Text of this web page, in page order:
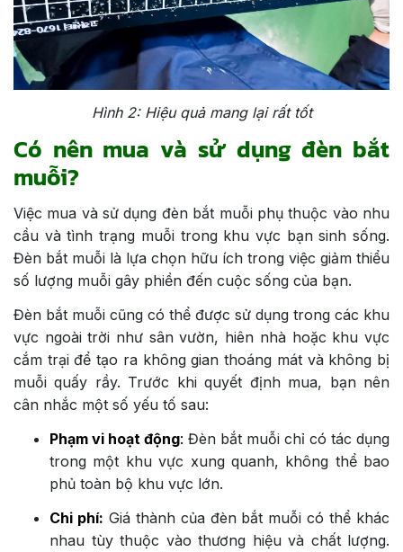
Hình 2: Hiệu quả mang lại rất tốt
Có nên mua và sử dụng đèn bắt
muỗi?
Việc mua và sử dụng đèn bắt muỗi phụ thuộc vào nhu
cầu và tình trạng muỗi trong khu vực bạn sinh sống.
Đèn bắt muỗi là lựa chọn hữu ích trong việc giảm thiểu
số lượng muỗi gây phiền đến cuộc sống của bạn.
Đèn bắt muỗi cũng có thể được sử dụng trong các khu
vực ngoài trời như sân vườn, hiên nhà hoặc khu vực
cắm trại để tạo ra không gian thoáng mát và không bị
muỗi quấy rầy. Trước khi quyết định mua, bạn nên
cân nhắc một số yếu tố sau:
Phạm vi hoạt động: Đèn bắt muỗi chỉ có tác dụng
trong một khu vực xung quanh, không thể bao
phủ toàn bộ khu vực lớn.
Chi phí: Giá thành của đèn bắt muỗi có thể khác
nhau tùy thuộc vào thương hiệu và chất lượng.